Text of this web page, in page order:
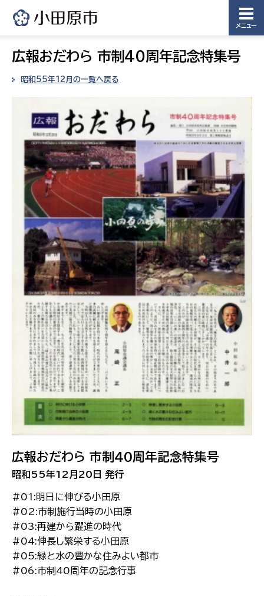
メニュー
広報おだわら 市制40周年記念特集号
昭和55年12月の一覧へ戻る
広報おだわら 市制40周年記念特集号
昭和55年12月20日 発行
#01:明日に伸びる小田原
#02:市制施行当時の小田原
#03:再建から躍進の時代
#04:伸長し繁栄する小田原
#05:緑と水の豊かな住みよい都市
#06:市制40周年の記念行事